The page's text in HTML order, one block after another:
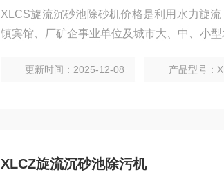
XLCS旋流沉砂池除砂机价格是利用水力旋
镇宾馆、厂矿企事业单位及城市大、中、小
更新时间：2025-12-08 产品型号：
XLCZ旋流沉砂池除污机